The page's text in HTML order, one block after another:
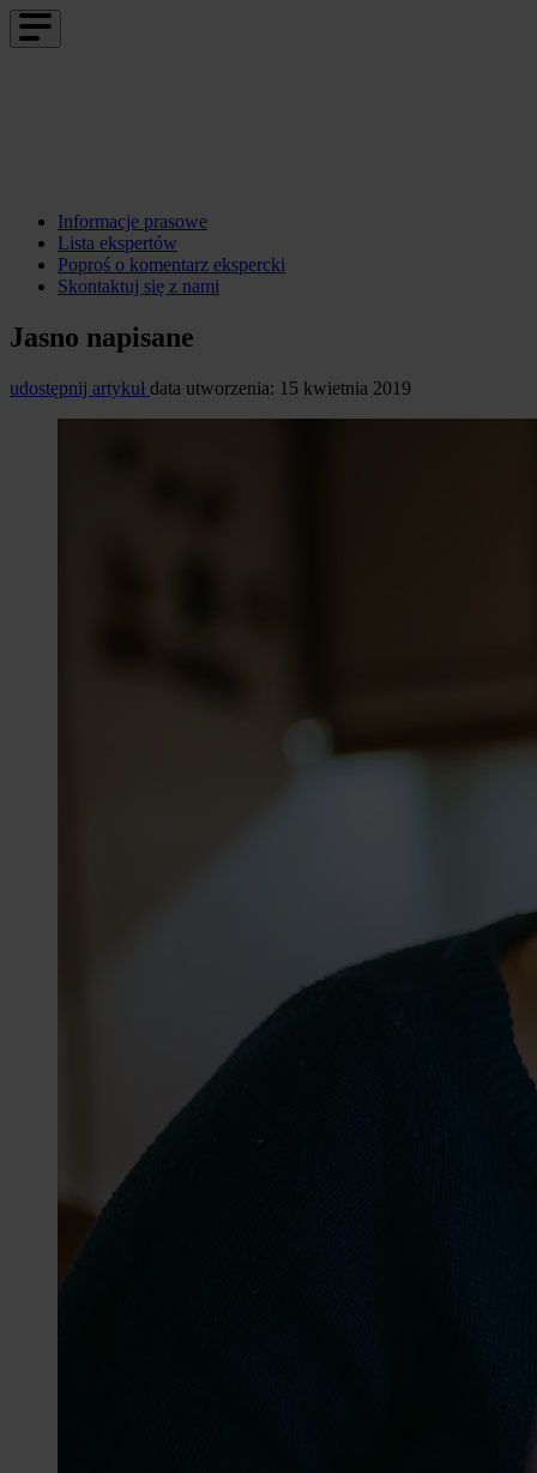
Informacje prasowe
Lista ekspertów
Poproś o komentarz ekspercki
Skontaktuj się z nami
Jasno napisane
udostępnij artykuł data utworzenia: 15 kwietnia 2019